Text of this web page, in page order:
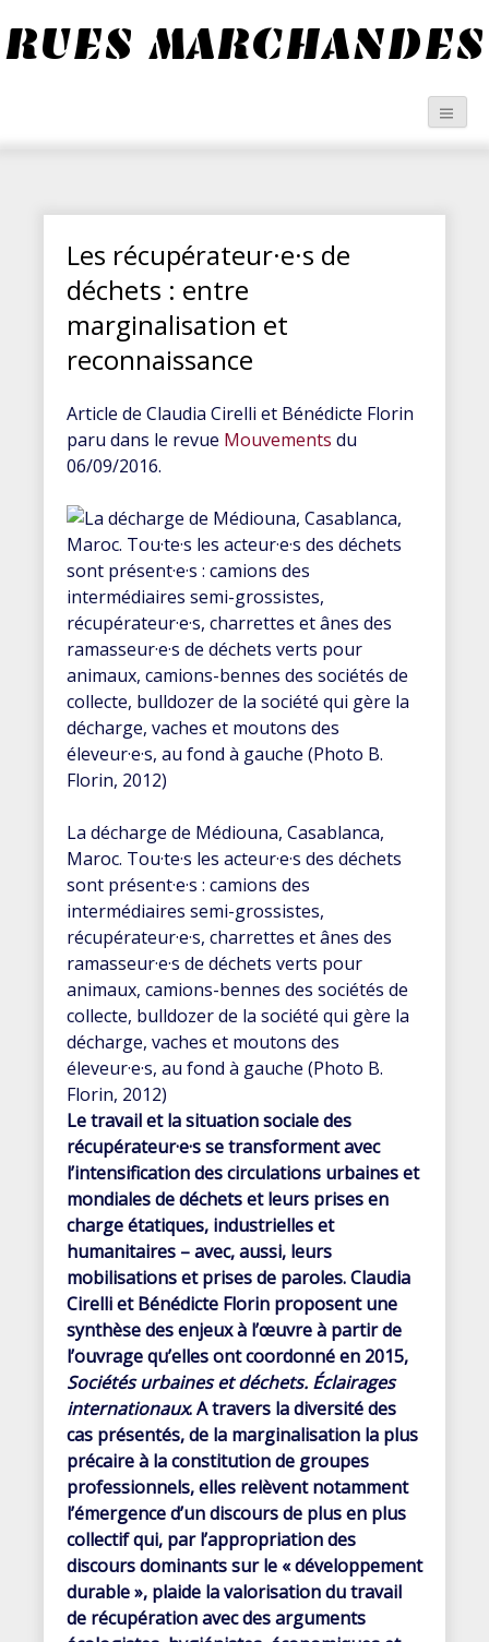
RUES MARCHANDES
Les récupérateur·e·s de
déchets : entre
marginalisation et
reconnaissance
Article de Claudia Cirelli et Bénédicte Florin
paru dans le revue Mouvements du
06/09/2016.
La décharge de Médiouna, Casablanca,
Maroc. Tou·te·s les acteur·e·s des déchets
sont présent·e·s : camions des
intermédiaires semi-grossistes,
récupérateur·e·s, charrettes et ânes des
ramasseur·e·s de déchets verts pour
animaux, camions-bennes des sociétés de
collecte, bulldozer de la société qui gère la
décharge, vaches et moutons des
éleveur·e·s, au fond à gauche (Photo B.
Florin, 2012)
Le travail et la situation sociale des
récupérateur·e·s se transforment avec
l’intensification des circulations urbaines et
mondiales de déchets et leurs prises en
charge étatiques, industrielles et
humanitaires – avec, aussi, leurs
mobilisations et prises de paroles. Claudia
Cirelli et Bénédicte Florin proposent une
synthèse des enjeux à l’œuvre à partir de
l’ouvrage qu’elles ont coordonné en 2015,
Sociétés urbaines et déchets. Éclairages
internationaux. A travers la diversité des
cas présentés, de la marginalisation la plus
précaire à la constitution de groupes
professionnels, elles relèvent notamment
l’émergence d’un discours de plus en plus
collectif qui, par l’appropriation des
discours dominants sur le « développement
durable », plaide la valorisation du travail
de récupération avec des arguments